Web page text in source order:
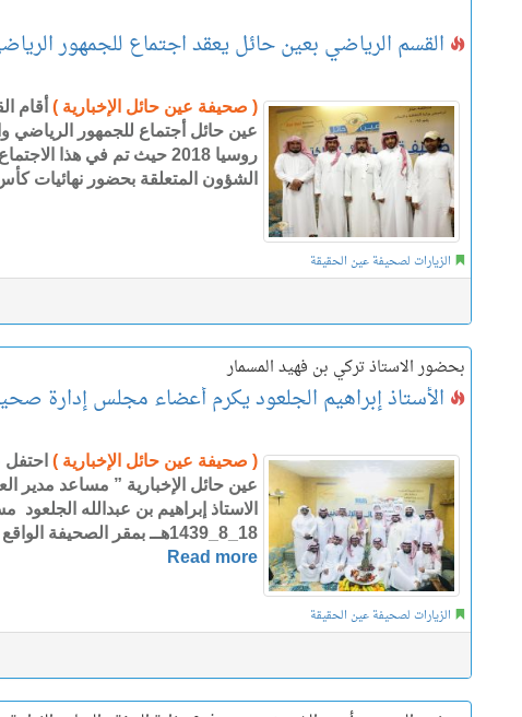
القسم الرياضي بعين حائل يعقد اجتماع للجمهور الرياضي
( صحيفة عين حائل الإخبارية )أقام
عين حائل أجتماع للجمهور الرياضي
روسيا 2018 حيث تم في هذا
الشؤون المتعلقة بحضور نهائيات
الزيارات لصحيفة عين الحقيقة
بحضور الاستاذ تركي بن فهيد المسمار
الأستاذ إبراهيم الجلعود يكرم أعضاء مجلس إدارة
( صحيفة عين حائل الإخبارية )
عين حائل الإخبارية ” مساعد مدير
الاستاذ إبراهيم بن عبدالله
18_8_1439هــ بمقر الصحيفة الواقع مقابل جبال أجاء على ..
Read more
الزيارات لصحيفة عين الحقيقة